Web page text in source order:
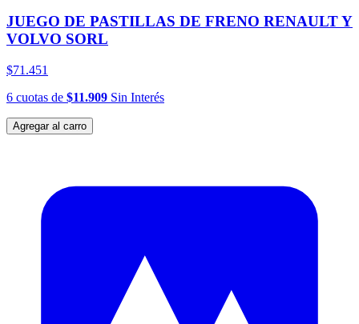
JUEGO DE PASTILLAS DE FRENO RENAULT Y
VOLVO SORL
$71.451
6 cuotas de $11.909 Sin Interés
Agregar al carro